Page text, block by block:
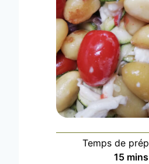
Temps de
15mmins